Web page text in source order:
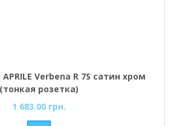
Verbena R 7S сатин хром
(тонкая розетка)
1 683.00 грн.